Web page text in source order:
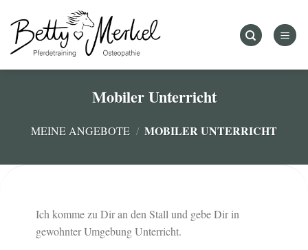
Inhalt
springen
Mobiler Unterricht
MEINE ANGEBOTE / MOBILER UNTERRICHT
Ich komme zu Dir an den Stall und gebe Dir in
gewohnter Umgebung Unterricht.